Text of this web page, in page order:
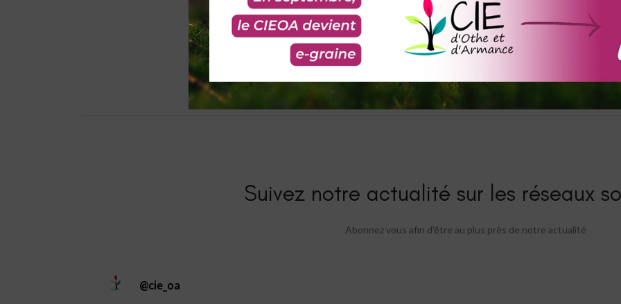
Suivez notre actualité sur les réseaux
Abonnez vous afin d’être au plus près de notre actualité
@cie_oa